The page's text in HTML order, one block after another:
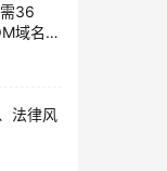
36
域名教
法律风